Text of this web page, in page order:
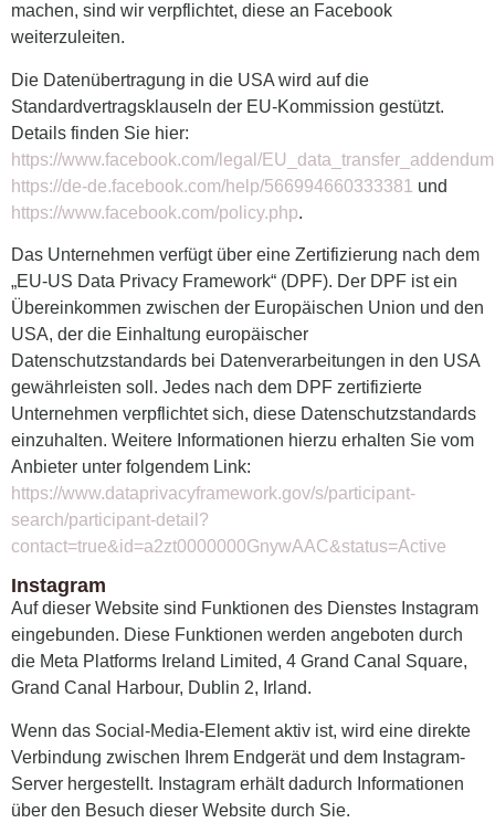
machen, sind wir verpflichtet, diese an Facebook
weiterzuleiten.
Die Datenübertragung in die USA wird auf die
Standardvertragsklauseln der EU-Kommission gestützt.
Details finden Sie hier:
https://www.facebook.com/legal/EU_data_transfer_addendum
https://de-de.facebook.com/help/566994660333381 und
https://www.facebook.com/policy.php.
Das Unternehmen verfügt über eine Zertifizierung nach dem
„EU-US Data Privacy Framework“ (DPF). Der DPF ist ein
Übereinkommen zwischen der Europäischen Union und den
USA, der die Einhaltung europäischer
Datenschutzstandards bei Datenverarbeitungen in den USA
gewährleisten soll. Jedes nach dem DPF zertifizierte
Unternehmen verpflichtet sich, diese Datenschutzstandards
einzuhalten. Weitere Informationen hierzu erhalten Sie vom
Anbieter unter folgendem Link:
https://www.dataprivacyframework.gov/s/participant-
search/participant-detail?
contact=true&id=a2zt0000000GnywAAC&status=Active
Instagram
Auf dieser Website sind Funktionen des Dienstes Instagram
eingebunden. Diese Funktionen werden angeboten durch
die Meta Platforms Ireland Limited, 4 Grand Canal Square,
Grand Canal Harbour, Dublin 2, Irland.
Wenn das Social-Media-Element aktiv ist, wird eine direkte
Verbindung zwischen Ihrem Endgerät und dem Instagram-
Server hergestellt. Instagram erhält dadurch Informationen
über den Besuch dieser Website durch Sie.